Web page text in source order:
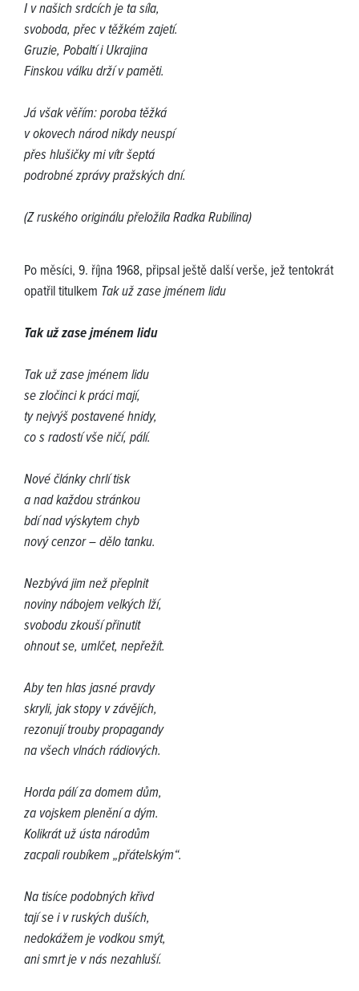
I v našich srdcích je ta síla,
svoboda, přec v těžkém zajetí.
Gruzie, Pobaltí i Ukrajina
Finskou válku drží v paměti.
Já však věřím: poroba těžká
v okovech národ nikdy neuspí
přes hlušičky mi vítr šeptá
podrobné zprávy pražských dní.
(Z ruského originálu přeložila Radka Rubilina)
Po měsíci, 9. října 1968, připsal ještě další verše, jež tentokrát
opatřil titulkem Tak už zase jménem lidu
Tak už zase jménem lidu
Tak už zase jménem lidu
se zločinci k práci mají,
ty nejvýš postavené hnidy,
co s radostí vše ničí, pálí.
Nové články chrlí tisk
a nad každou stránkou
bdí nad výskytem chyb
nový cenzor – dělo tanku.
Nezbývá jim než přeplnit
noviny nábojem velkých lží,
svobodu zkouší přinutit
ohnout se, umlčet, nepřežít.
Aby ten hlas jasné pravdy
skryli, jak stopy v závějích,
rezonují trouby propagandy
na všech vlnách rádiových.
Horda pálí za domem dům,
za vojskem plenění a dým.
Kolikrát už ústa národům
zacpali roubíkem „přátelským“.
Na tisíce podobných křivd
tají se i v ruských duších,
nedokážem je vodkou smýt,
ani smrt je v nás nezahluší.